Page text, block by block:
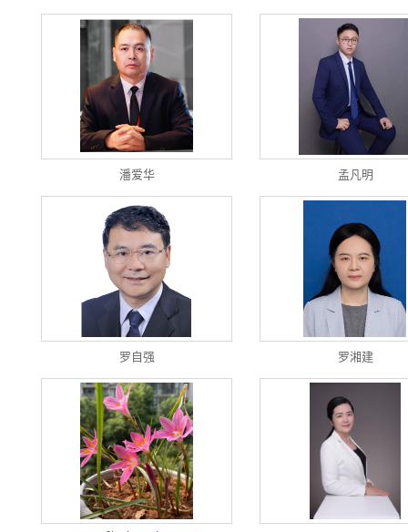
潘爱华 孟凡明
罗自强 罗湘建